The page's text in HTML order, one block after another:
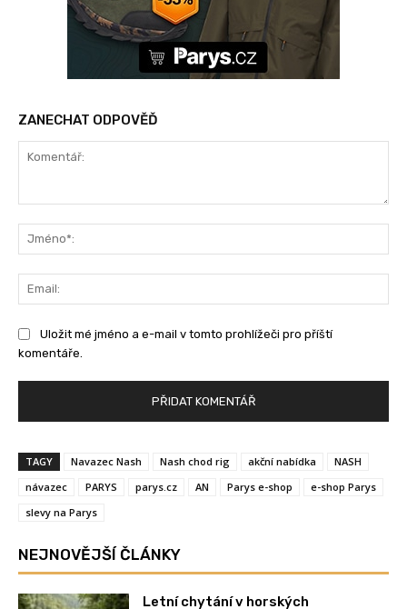
ZANECHAT ODPOVĚĎ
Uložit mé jméno a e-mail v tomto prohlížeči pro příští
komentáře.
TAGY Navazec Nash Nash chod rig akční nabídka
NASH
návazec
PARYS parys.cz AN Parys e-shop
e-shop Parys
slevy na Parys
NEJNOVĚJŠÍ ČLÁNKY
Letní chytání v horských